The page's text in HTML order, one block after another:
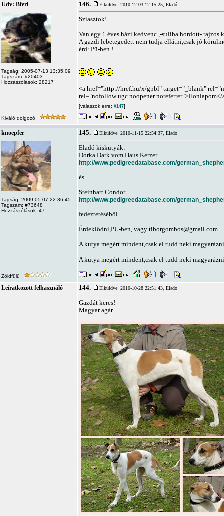
Üdv: Bferi
Tagság: 2005-07-13 13:35:09
Tagszám: #20403
Hozzászólások: 28217
146. Elküldve: 2010-12-03 12:15:25, Eladó
Sziasztok!
Van egy 1 éves házi kedvenc ,-suliba hordott- rajzos
A gazdi lebetegedett nem tudja ellátni,csak jó
érd: Pü-ben !
<a href="http://href.hu/x/gpbl" target="_blank"
rel="nofollow ugc noopener noreferrer">Honlapom</
[válaszok erre: #147]
Kiváló dolgozó
knoepfer
Tagság: 2009-05-07 22:36:45
Tagszám: #73648
Hozzászólások: 47
145. Elküldve: 2010-11-15 22:54:37, Eladó
Eladó kiskutyák:
Dorka Dark vom Haus Kerzer
http://www.pedigreedatabase.com/
és
Steinhart Condor
http://www.pedigreedatabase.com/
fedeztetéséből.
Érdeklődni,PÜ-ben, vagy tiborgombos@gmail.com
A kutya megért mindent,csak el tudd neki
A kutya megért mindent,csak el tudd neki
Zöldfülű
Leíratkozott felhasználó 144. Elküldve: 2010-10-28 22:51:43, Eladó
Gazdát keres!
Magyar agár